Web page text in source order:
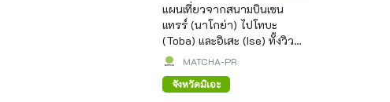
แผนเที่ยวจากสนามบินเซน
แทรร์ (นาโกย่า) ไปโทบะ
(Toba) และอิเสะ (Ise) ทั้งวิว
สวยและร้านอาหารอร่อย!
MATCHA-PR
จังหวัดมิเอะ